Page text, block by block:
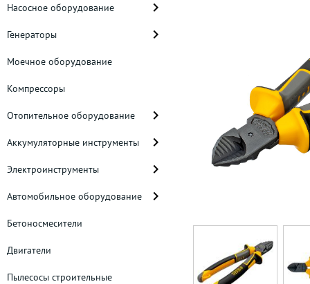
Насосное оборудование
Генераторы
Моечное оборудование
Компрессоры
Отопительное оборудование
Аккумуляторные инструменты
Электроинструменты
Автомобильное оборудование
Бетоносмесители
Двигатели
Пылесосы строительные